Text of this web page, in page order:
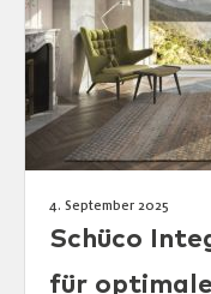
4. September 2025
Schüco
für optimale